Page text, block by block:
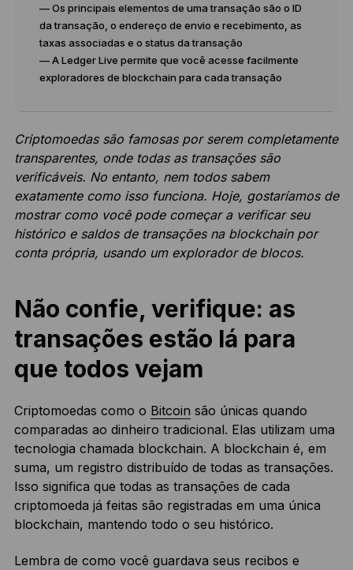
— Os principais elementos de uma transação são o ID
da transação, o endereço de envio e recebimento, as
taxas associadas e o status da transação
— A Ledger Live permite que você acesse facilmente
exploradores de blockchain para cada transação
Criptomoedas são famosas por serem completamente
transparentes, onde todas as transações são
verificáveis. No entanto, nem todos sabem
exatamente como isso funciona. Hoje, gostaríamos de
mostrar como você pode começar a verificar seu
histórico e saldos de transações na blockchain por
conta própria, usando um explorador de blocos.
Não confie, verifique: as
transações estão lá para
que todos vejam
Criptomoedas como o Bitcoin são únicas quando
comparadas ao dinheiro tradicional. Elas utilizam uma
tecnologia chamada blockchain. A blockchain é, em
suma, um registro distribuído de todas as transações.
Isso significa que todas as transações de cada
criptomoeda já feitas são registradas em uma única
blockchain, mantendo todo o seu histórico.
Lembra de como você guardava seus recibos e